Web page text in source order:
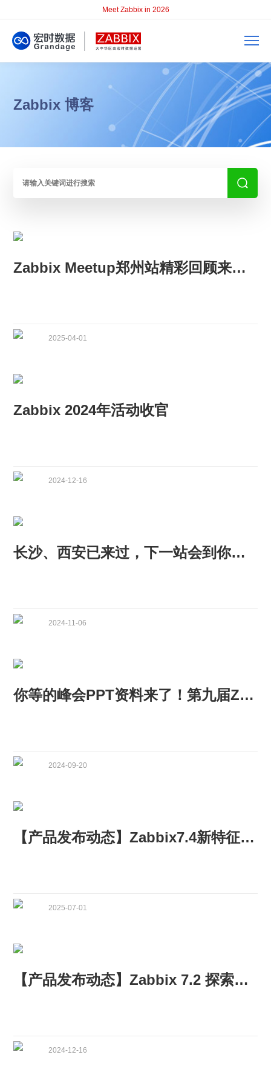
Meet Zabbix in 2026
Zabbix 博客
Zabbix Meetup郑州站精彩回顾来咯 | AI等技术分享、案例分析，不容错过！
2025-04-01
Zabbix 2024年活动收官
2024-12-16
长沙、西安已来过，下一站会到你的城市吗？
2024-11-06
你等的峰会PPT资料来了！第九届Zabbix中国峰会成功举办
2024-09-20
【产品发布动态】Zabbix7.4新特征发布
2025-07-01
【产品发布动态】Zabbix 7.2 探索无限可能
2024-12-16